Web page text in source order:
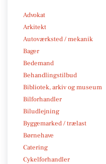
Advokat
Arkitekt
Autoværksted / mekanik
Bager
Bedemand
Behandlingstilbud
Bibliotek, arkiv og museum
Bilforhandler
Biludlejning
Byggemarked / trælast
Børnehave
Catering
Cykelforhandler